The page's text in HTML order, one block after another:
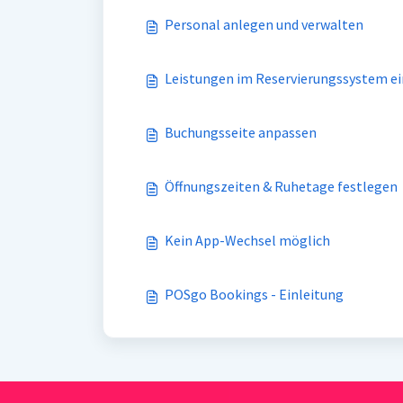
Personal anlegen und verwalten
Leistungen im Reservierungssystem
Buchungsseite anpassen
Öffnungszeiten & Ruhetage festlegen
Kein App-Wechsel möglich
POSgo Bookings - Einleitung